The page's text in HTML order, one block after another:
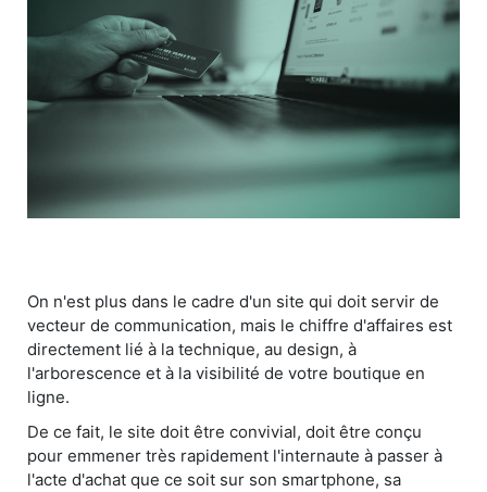
On n'est plus dans le cadre d'un site qui doit servir de
vecteur de communication, mais le chiffre d'affaires est
directement lié à la technique, au design, à
l'arborescence et à la visibilité de votre boutique en
ligne.
De ce fait, le site doit être convivial, doit être conçu
pour emmener très rapidement l'internaute à passer à
l'acte d'achat que ce soit sur son smartphone, sa